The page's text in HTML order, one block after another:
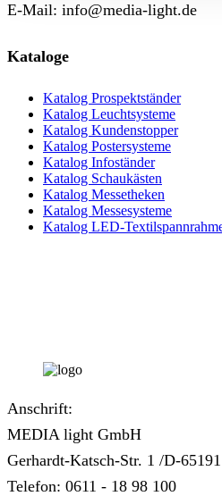
E-Mail: info@media-light.de
Kataloge
Katalog Prospektständer
Katalog Leuchtsysteme
Katalog Kundenstopper
Katalog Postersysteme
Katalog Infoständer
Katalog Schaukästen
Katalog Messetheken
Katalog Messesysteme
Katalog LED-
Anschrift:
MEDIA light GmbH
Gerhardt-Katsch-Str. 1 /D-
Telefon: 0611 - 18 98 100